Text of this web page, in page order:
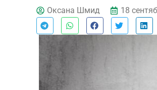
ДЕЙСТВУЙ
Оксана Шмид 18
Тест
выгорания